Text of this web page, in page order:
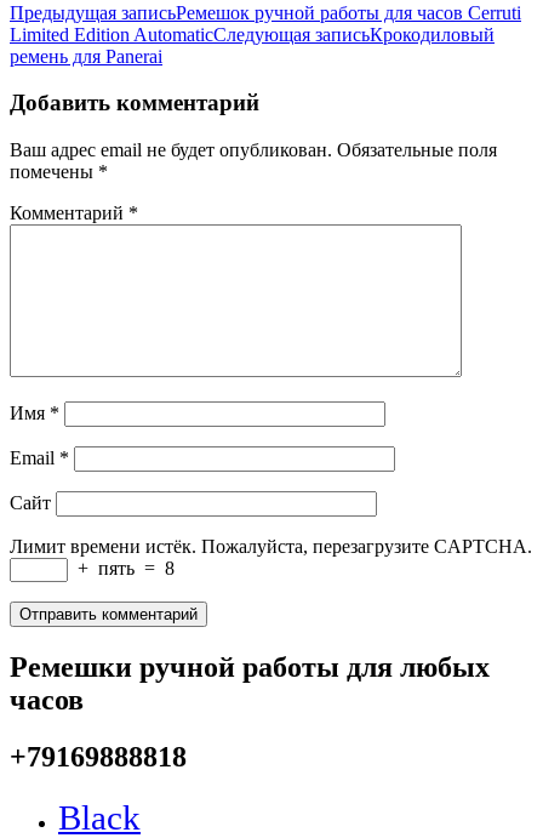
Предыдущая записьРемешок ручной работы для часов Cerruti
Limited Edition AutomaticСледующая записьКрокодиловый
ремень для Panerai
Добавить комментарий
Ваш адрес email не будет опубликован. Обязательные поля
помечены *
Комментарий *
Имя *
Email *
Сайт
Лимит времени истёк. Пожалуйста, перезагрузите CAPTCHA.
+ пять = 8
Ремешки ручной работы для любых
часов
+79169888818
Black